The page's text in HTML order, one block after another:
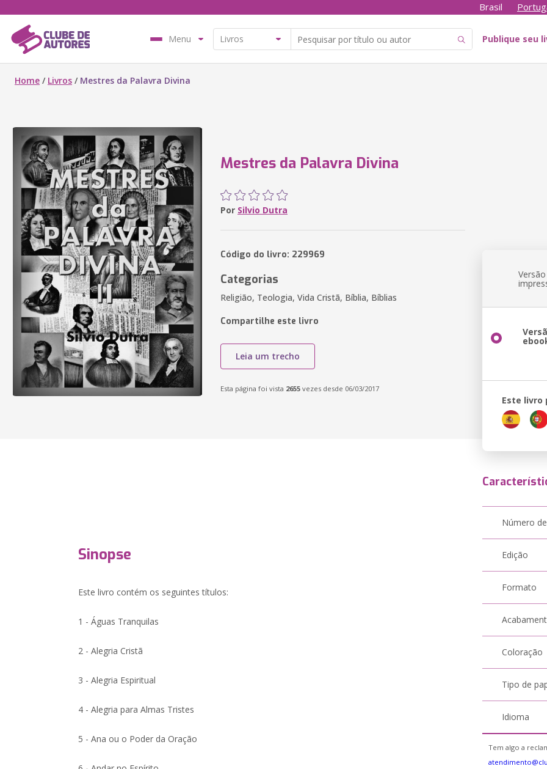
Brasil
Menu Publique seu
Home / Livros / Mestres da Palavra Divina
Mestres da Palavra Divina
Por Silvio Dutra
Código do livro: 229969
Categorias
Religião, Teologia, Vida Cristã, Bíblia, Bíblias
Compartilhe este livro
Leia um trecho
Esta página foi vista 2655 vezes desde 06/03/2017
Versão
Este livro
Sinopse
Este livro contém os seguintes títulos:
1 - Águas Tranquilas
2 - Alegria Cristã
3 - Alegria Espiritual
4 - Alegria para Almas Tristes
5 - Ana ou o Poder da Oração
Número
Edição
Formato
Coloração
Tipo de
Idioma
Tem algo a